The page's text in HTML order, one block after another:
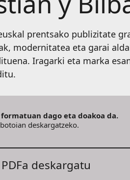
prentsako publizitate
modernitatea eta garai
Iragarki eta marka
formatuan dago eta doakoa da.
deskargatzeko.
PDFa deskargatu